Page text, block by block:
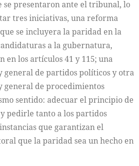
se presentaron ante el tribunal, lo
tres iniciativas, una reforma
se incluyera la paridad en la
a la gubernatura,
en los artículos 41 y 115; una
general de partidos políticos y otra
general de procedimientos
sentido: adecuar el principio de
pedirle tanto a los partidos
que garantizan el
que la paridad sea un hecho en